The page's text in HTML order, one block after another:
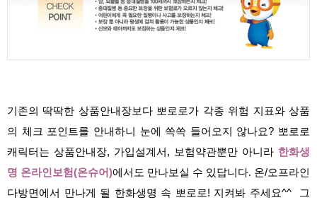
기존의 딱딱한 상품안내장보다 뽀로로가 각종 위험 지표와 상품
의 체크 포인트를 안내하니 눈에 쏙쏙 들어오지 않나요? 뽀로로
캐릭터는 상품안내장, 가입설계서, 보험약관뿐만 아니라 한화생
명 온라인보험(온슈어)에서도 만나보실 수 있답니다. 온/오프라인
다방면에서 만나게 될 한화생명 속 뽀로로! 지켜봐 주세요^^ 그